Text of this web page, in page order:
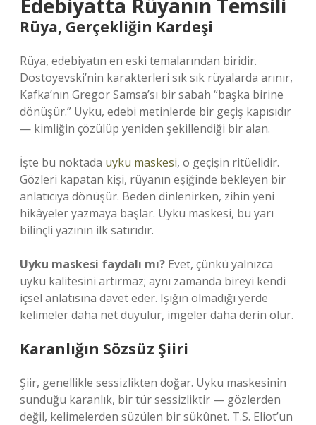
Edebiyatta Rüyanın Temsili
Rüya, Gerçekliğin Kardeşi
Rüya, edebiyatın en eski temalarından biridir.
Dostoyevski’nin karakterleri sık sık rüyalarda arınır,
Kafka’nın Gregor Samsa’sı bir sabah “başka birine
dönüşür.” Uyku, edebi metinlerde bir geçiş kapısıdır
— kimliğin çözülüp yeniden şekillendiği bir alan.
İşte bu noktada uyku maskesi, o geçişin ritüelidir.
Gözleri kapatan kişi, rüyanın eşiğinde bekleyen bir
anlatıcıya dönüşür. Beden dinlenirken, zihin yeni
hikâyeler yazmaya başlar. Uyku maskesi, bu yarı
bilinçli yazının ilk satırıdır.
Uyku maskesi faydalı mı? Evet, çünkü yalnızca
uyku kalitesini artırmaz; aynı zamanda bireyi kendi
içsel anlatısına davet eder. Işığın olmadığı yerde
kelimeler daha net duyulur, imgeler daha derin olur.
Karanlığın Sözsüz Şiiri
Şiir, genellikle sessizlikten doğar. Uyku maskesinin
sunduğu karanlık, bir tür sessizliktir — gözlerden
değil, kelimelerden süzülen bir sükûnet. T.S. Eliot’un